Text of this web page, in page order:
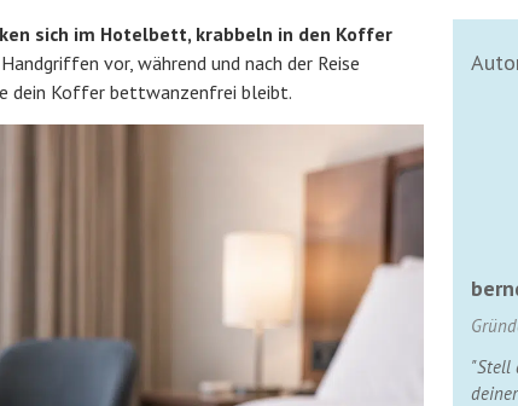
sich im Hotelbett, krabbeln in den Koffer
vor, während und nach der Reise
dein Koffer bettwanzenfrei bleibt.
"Stell